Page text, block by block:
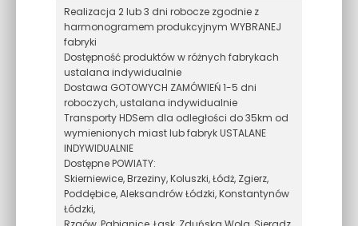
Realizacja 2 lub 3 dni robocze zgodnie z
harmonogramem produkcyjnym WYBRANEJ
fabryki
Dostępność produktów w różnych fabrykach
ustalana indywidualnie
Dostawa GOTOWYCH ZAMÓWIEŃ 1-5 dni
roboczych, ustalana indywidualnie
Transporty HDSem dla odległości do 35km od
wymienionych miast lub fabryk USTALANE
INDYWIDUALNIE
Dostępne POWIATY:
Skierniewice, Brzeziny, Koluszki, Łódż, Zgierz,
Poddębice, Aleksandrów Łódzki, Konstantynów
Łódzki,